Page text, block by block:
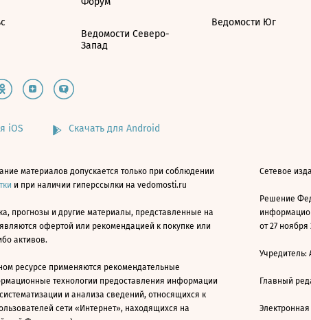
Ведомости Северо-
Запад
Ведомости Юг
iOS Скачать для Android
материалов допускается только при соблюдении
и при наличии гиперссылки на vedomosti.ru
прогнозы и другие материалы, представленные на
офертой или рекомендацией к покупке или
активов.
ресурсе применяются рекомендательные
технологии предоставления информации
и анализа сведений, относящихся к
сети «Интернет», находящихся на
Сетевое
Решение
от 27
Главный